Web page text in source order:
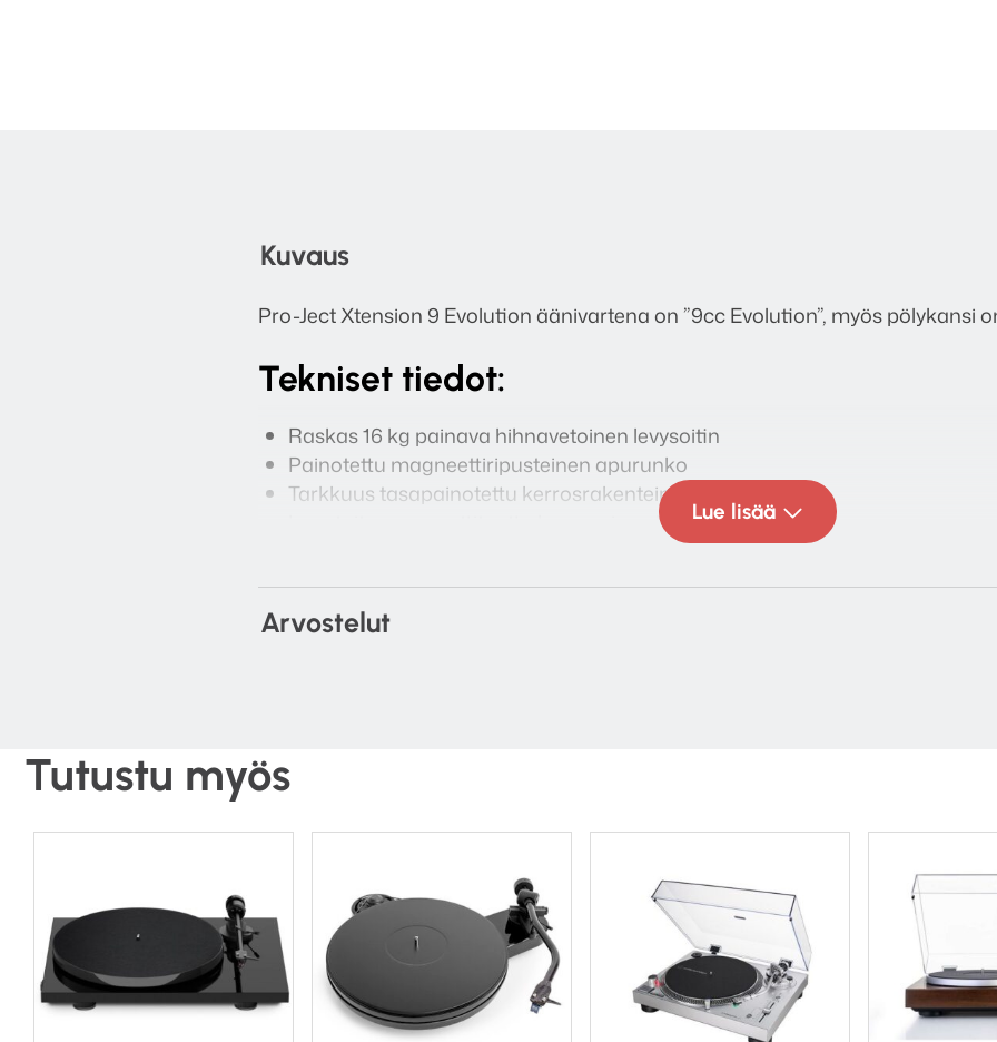
Kuvaus
Pro-Ject Xtension 9 Evolution äänivartena on ”9cc Evolution”, myös pölykansi
Tekniset tiedot:
Raskas 16 kg painava hihnavetoinen levysoitin
Painotettu magneettiripusteinen apurunko
Tarkkuus tasapainotettu kerrosrakenteinen levylautanen
Invertoitu magneettituettu keraaminen laakeri
MDF runko metallitäytteellä, matala resonanssi ja suuri massa
Sähköinen nopeuden valinta 33/45 rpm
Äänivarsi 9cc Evolution valmistettu hiilikuiduista
Lue lisää
Arvostelut
Tutustu myös